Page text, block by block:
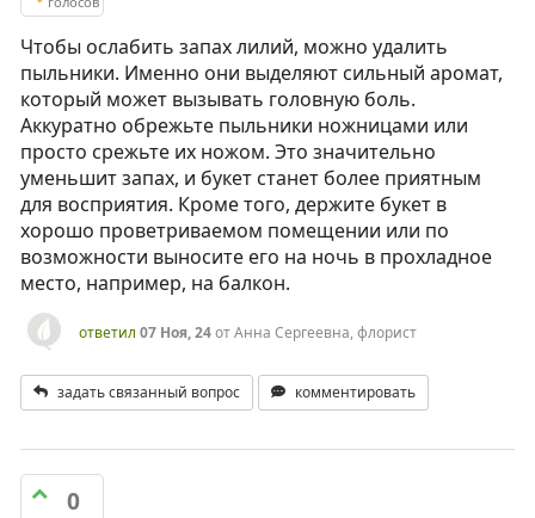
Чтобы ослабить запах лилий, можно удалить
пыльники. Именно они выделяют сильный аромат,
который может вызывать головную боль.
Аккуратно обрежьте пыльники ножницами или
просто срежьте их ножом. Это значительно
уменьшит запах, и букет станет более приятным
для восприятия. Кроме того, держите букет в
хорошо проветриваемом помещении или по
возможности выносите его на ночь в прохладное
место, например, на балкон.
ответил 07 Ноя, 24отАнна Сергеевна, флорист
задать связанный вопрос комментировать
0